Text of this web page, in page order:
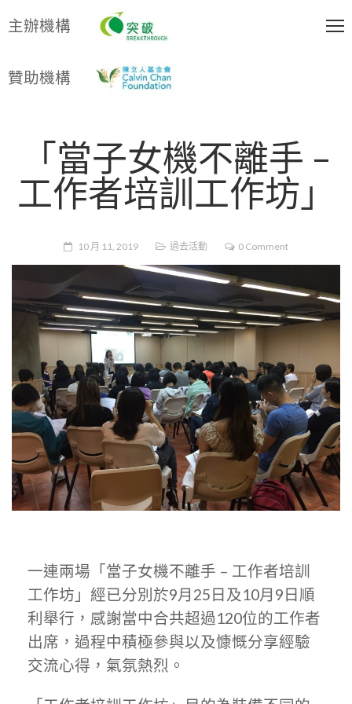
主辦機構
贊助機構
「當子女機不離手 –
工作者培訓工作坊」
10 月 11, 2019 過去活動 0 Comment
一連兩場「當子女機不離手 – 工作者培訓
工作坊」經已分別於9月25日及10月9日順
利舉行，感謝當中合共超過120位的工作者
出席，過程中積極參與以及慷慨分享經驗
交流心得，氣氛熱烈。